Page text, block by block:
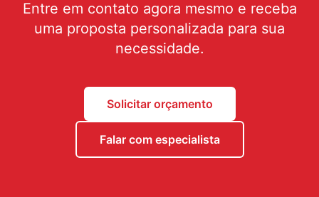
Entre em contato agora mesmo e receba
uma proposta personalizada para sua
necessidade.
Solicitar orçamento
Falar com especialista